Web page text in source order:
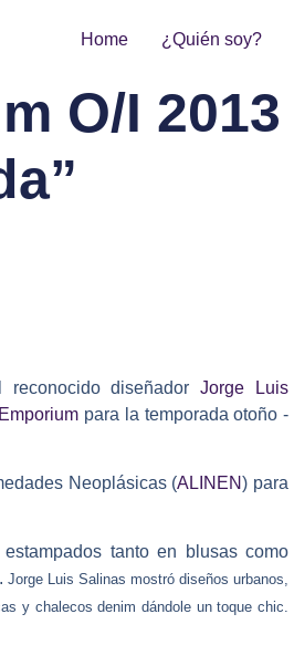
Home ¿Quién soy?
O/I 2013
reconocido diseñadorJorge Luis
Emporium para la temporada otoño -
Neoplásicas (ALINEN) para
tanto en blusas como
Jorge Luis Salinas mostró diseños urbanos,
y chalecos denim dándole un toque chic.